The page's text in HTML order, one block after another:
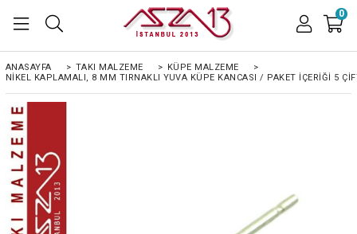
0
ANASAYFA > TAKI MALZEME > KÜPE MALZEME
>
NIKEL KAPLAMALI, 8 MM TIRNAKLI YUVA KÜPE KANCASI / PAKET İÇERIĞI 5